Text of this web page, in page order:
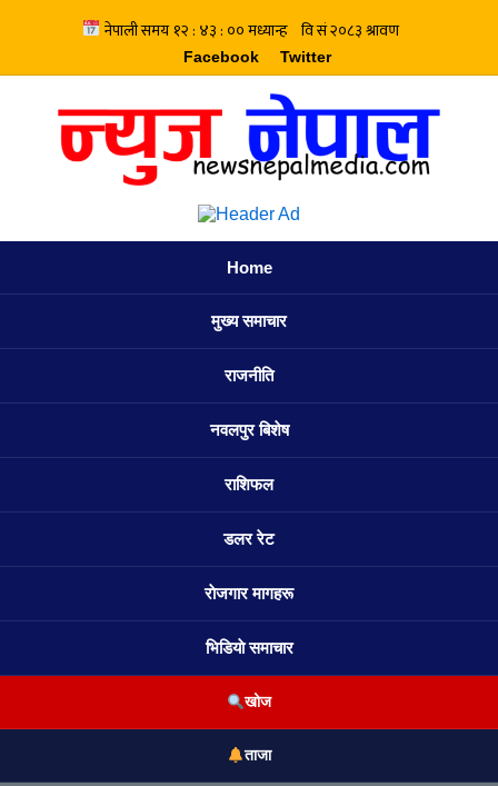
Facebook Twitter
Home
मुख्य समाचार
राजनीति
नवलपुर बिशेष
राशिफल
डलर रेट
राेजगार मागहरू
भिडियाे समाचार
खोज
ताजा